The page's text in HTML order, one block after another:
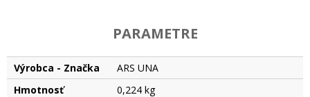
PARAMETRE
Výrobca - Značka
ARS UNA
Hmotnosť
0,224 kg